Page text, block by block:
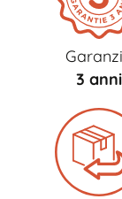
3 anni